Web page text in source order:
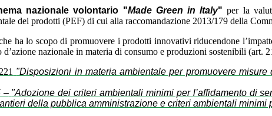
nazionale volontario "Made Green in Italy" per la
dei prodotti (PEF) di cui alla raccomandazione 2013/179 della
ha lo scopo di promuovere i prodotti innovativi riducendone
d’azione nazionale in materia di consumo e produzioni sostenibili (art.
"Disposizioni in materia ambientale per promuovere
– "Adozione dei criteri ambientali minimi per l’affidamento di
della pubblica amministrazione e criteri ambientali minimi